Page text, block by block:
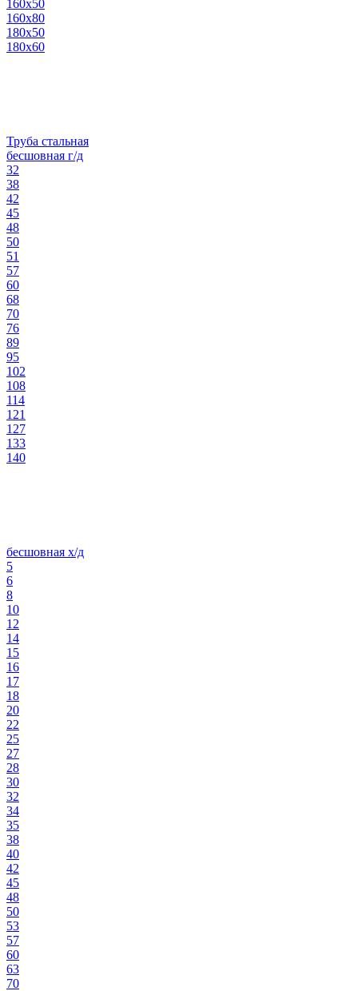
160х50
160х80
180х50
180х60
Труба стальная
бесшовная г/д
32
38
42
45
48
50
51
57
60
68
70
76
89
95
102
108
114
121
127
133
140
бесшовная х/д
5
6
8
10
12
14
15
16
17
18
20
22
25
27
28
30
32
34
35
38
40
42
45
48
50
53
57
60
63
70